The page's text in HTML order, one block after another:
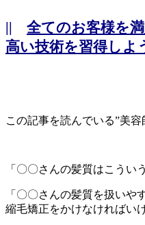
|| 全てのお客様を
高い技術を習得しよ
この記事を読んでいる”美容
「〇〇さんの髪質はこうい
「〇〇さんの髪質を扱いや
縮毛矯正をかけなければい